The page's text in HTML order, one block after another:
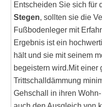
Entscheiden Sie sich für
Stegen, sollten sie die
Fußbodenleger mit
Ergebnis ist ein
hält und sie mit seinem
begeistern wird.Mit einer
Trittschalldämmung
Gehschall in ihren